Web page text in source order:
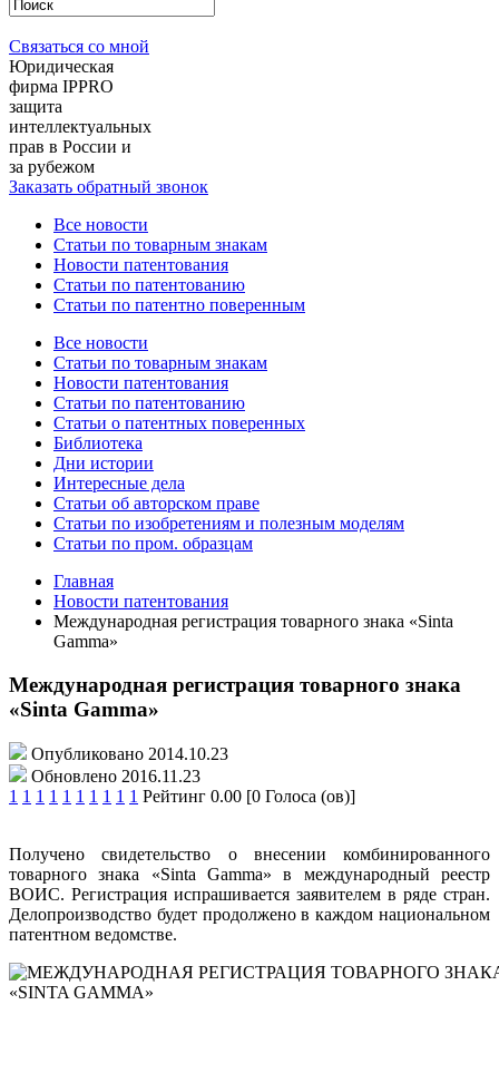
Связаться со мной
Юридическая
фирма IPPRO
защита
интеллектуальных
прав в России и
за рубежом
Заказать обратный звонок
Все новости
Статьи по товарным знакам
Новости патентования
Статьи по патентованию
Статьи по патентно поверенным
Все новости
Статьи по товарным знакам
Новости патентования
Статьи по патентованию
Статьи о патентных поверенных
Библиотека
Дни истории
Интересные дела
Статьи об авторском праве
Статьи по изобретениям и полезным моделям
Статьи по пром. образцам
Главная
Новости патентования
Международная регистрация товарного знака «Sinta
Gamma»
Международная регистрация товарного знака
«Sinta Gamma»
Опубликовано 2014.10.23
Обновлено 2016.11.23
1 1 1 1 1 1 1 1 1 1 Рейтинг 0.00 [0 Голоса (ов)]
Получено свидетельство о внесении комбинированного
товарного знака «Sinta Gamma» в международный реестр
ВОИС. Регистрация испрашивается заявителем в ряде стран.
Делопроизводство будет продолжено в каждом национальном
патентном ведомстве.